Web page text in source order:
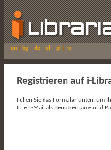
en bg de el pl ro
Registrieren auf i-
Füllen Sie das Formular unten, um
Ihre E-Mail als Benutzername und